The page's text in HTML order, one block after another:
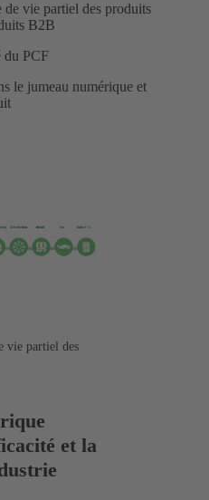
de vie partiel des produits
B2B
du PCF
le jumeau numérique et
vie partiel des
et la